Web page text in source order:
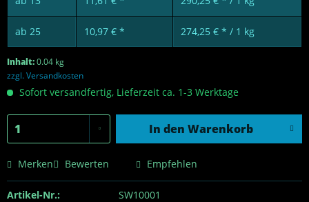
ab 25 10,97 € * 274,25 € * / 1 kg
Inhalt:0.04 kg
zzgl. Versandkosten
Sofort versandfertig, Lieferzeit ca. 1-3 Werktage
In den Warenkorb
Merken Bewerten Empfehlen
Artikel-Nr.:
SW10001